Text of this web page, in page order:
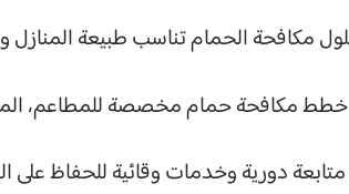
مكافحة الحمام تناسب طبيعة
مكافحة حمام مخصصة للمطاعم،
دورية وخدمات وقائية للحفاظ